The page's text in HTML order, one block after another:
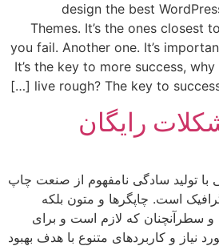
design the best
Themes. It’s the ones closest
you fail. Another one. It’s
It’s the key to more success,
live rough? The key to success
رایگان
با تولید سادگی نامفهوم از صنعت چاپ
است. چاپگرها و متون بلکه
و سطرآنچنان که لازم است و برای
نیاز و کاربردهای متنوع با هدف بهبود